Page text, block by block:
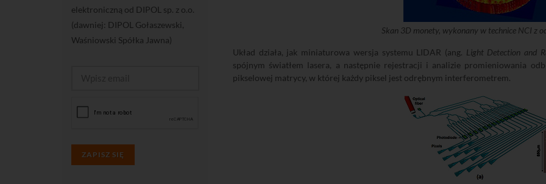
Skan 3D monety, wykonany w technice NCI z
Układ działa, jak miniaturowa wersja systemu LIDAR (ang. Light Detection and
spójnym światłem lasera, a następnie rejestracji i analizie promieniowania
pikselowej matrycy, w której każdy piksel jest odrębnym interferometrem.
elektroniczną od DIPOL sp. z o.o.
(dawniej: DIPOL Gołaszewski,
Waśniowski Spółka Jawna)
ZAPISZ SIĘ